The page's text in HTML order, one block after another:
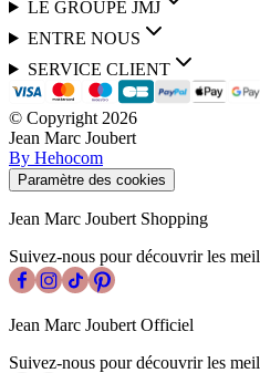
LE GROUPE JMJ
ENTRE NOUS
SERVICE CLIENT
© Copyright 2026
Jean Marc Joubert
By Hehocom
Paramètre des cookies
Jean Marc Joubert Shopping
Suivez-nous pour découvrir les
Jean Marc Joubert Officiel
Suivez-nous pour découvrir les